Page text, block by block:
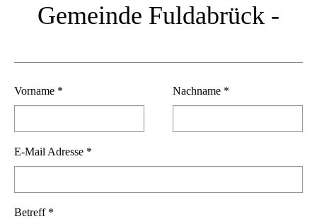
Gemeinde Fuldabrück -
Vorname * Nachname *
E-Mail Adresse *
Betreff *